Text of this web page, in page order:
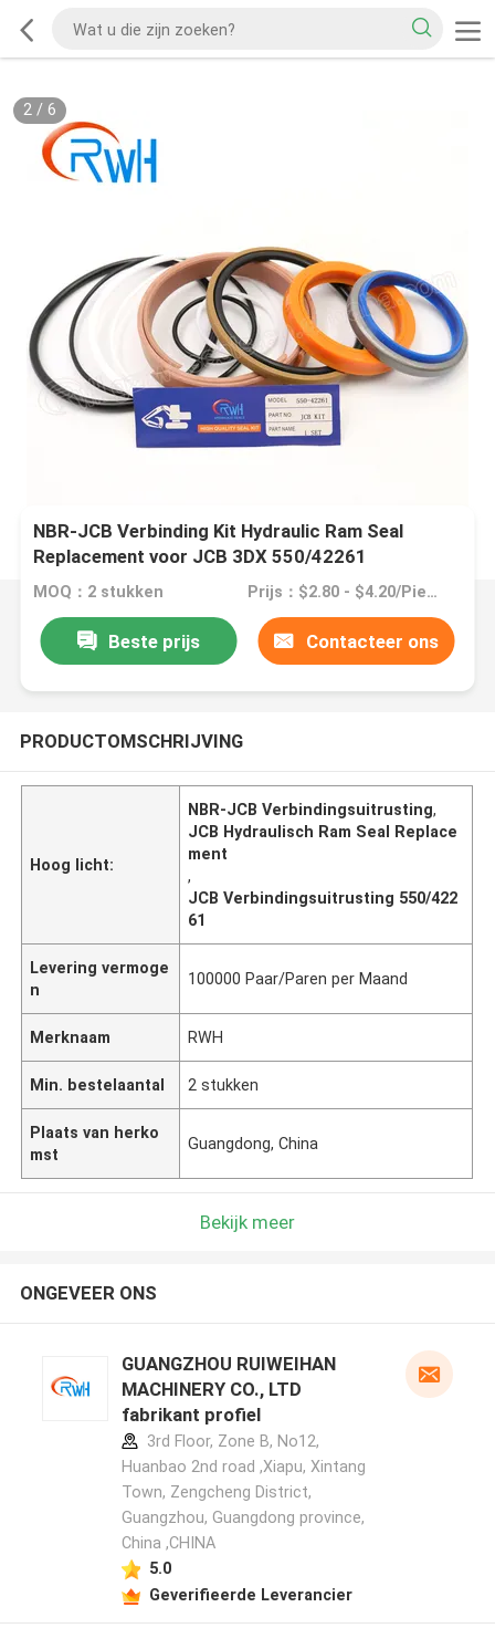
2/ 6
NBR-JCB Verbinding Kit Hydraulic Ram Seal
Replacement voor JCB 3DX 550/42261
MOQ：2 stukken Prijs：$2.80 - $4.20/Pieces
Beste prijs Contacteer ons
PRODUCTOMSCHRIJVING
Hoog licht:
NBR-JCB Verbindingsuitrusting,
JCB Hydraulisch Ram Seal Replace
ment
,
JCB Verbindingsuitrusting 550/422
61
Levering vermoge
n
100000 Paar/Paren per Maand
Merknaam RWH
Min. bestelaantal 2 stukken
Plaats van herko
mst
Guangdong, China
Bekijk meer
ONGEVEER ONS
GUANGZHOU RUIWEIHAN
MACHINERY CO., LTD
fabrikant profiel
3rd Floor, Zone B, No12,
Huanbao 2nd road ,Xiapu, Xintang
Town, Zengcheng District,
Guangzhou, Guangdong province,
China ,CHINA
5.0
Geverifieerde Leverancier